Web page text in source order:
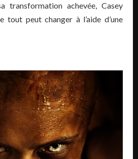
transformation achevée, Casey
tout peut changer à l’aide d’une